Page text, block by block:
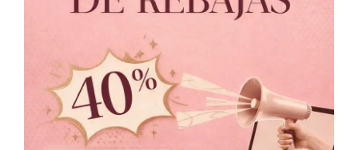
Política de Privacidad // Política de Cambio
© 2021 MARIALUNA